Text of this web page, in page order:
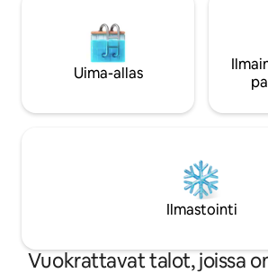
Uima-allas
Ilmastointi
Vuokrattavat talot, joissa